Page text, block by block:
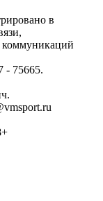
в
- 75665.